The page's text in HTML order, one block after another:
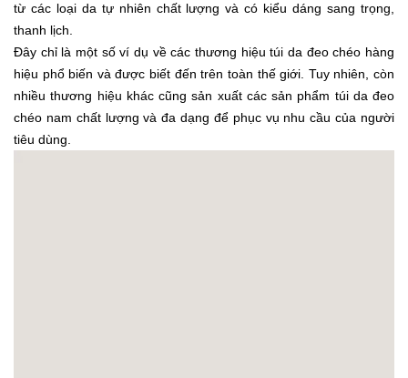
từ các loại da tự nhiên chất lượng và có kiểu dáng sang trọng,
thanh lịch.
Đây chỉ là một số ví dụ về các thương hiệu túi da đeo chéo hàng
hiệu phổ biến và được biết đến trên toàn thế giới. Tuy nhiên, còn
nhiều thương hiệu khác cũng sản xuất các sản phẩm túi da đeo
chéo nam chất lượng và đa dạng để phục vụ nhu cầu của người
tiêu dùng.